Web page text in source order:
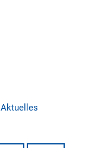
Aktuelles